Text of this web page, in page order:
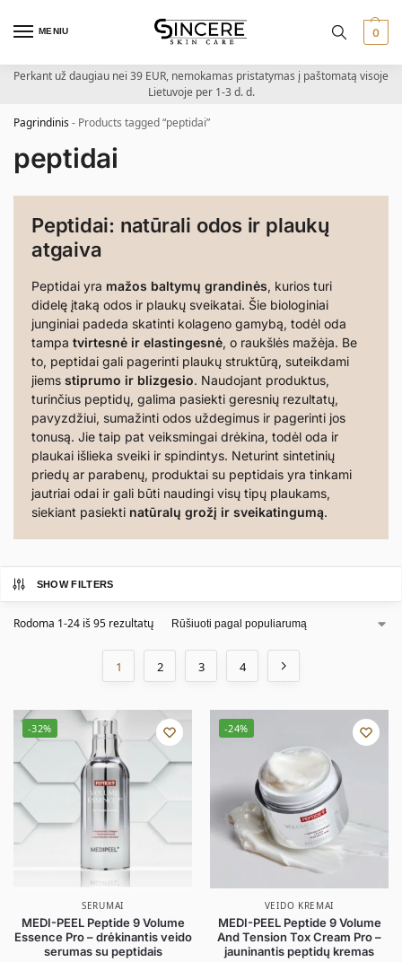
MENIU 0
Perkant už daugiau nei 39 EUR, nemokamas pristatymas į paštomatą visoje
Lietuvoje per 1-3 d. d.
Pagrindinis- Products tagged “peptidai”
peptidai
Peptidai: natūrali odos ir plaukų
atgaiva
Peptidai yra mažos baltymų grandinės, kurios turi
didelę įtaką odos ir plaukų sveikatai. Šie biologiniai
junginiai padeda skatinti kolageno gamybą, todėl oda
tampa tvirtesnė ir elastingesnė, o raukšlės mažėja. Be
to, peptidai gali pagerinti plaukų struktūrą, suteikdami
jiems stiprumo ir blizgesio. Naudojant produktus,
turinčius peptidų, galima pasiekti geresnių rezultatų,
pavyzdžiui, sumažinti odos uždegimus ir pagerinti jos
tonusą. Jie taip pat veiksmingai drėkina, todėl oda ir
plaukai išlieka sveiki ir spindintys. Neturint sintetinių
priedų ar parabenų, produktai su peptidais yra tinkami
jautriai odai ir gali būti naudingi visų tipų plaukams,
siekiant pasiekti natūralų grožį ir sveikatingumą.
SHOW FILTERS
Rodoma 1-24 iš 95 rezultatų
1 2 3 4
-32%
SERUMAI
MEDI-PEEL Peptide 9 Volume
Essence Pro – drėkinantis veido
serumas su peptidais
-24%
VEIDO KREMAI
MEDI-PEEL Peptide 9 Volume
And Tension Tox Cream Pro –
jauninantis peptidų kremas